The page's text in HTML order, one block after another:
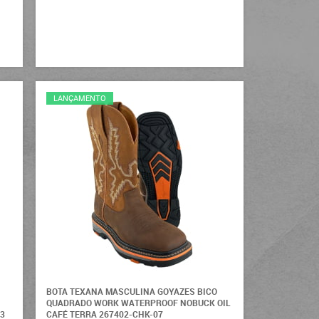
LANÇAMENTO
BOTA TEXANA MASCULINA GOYAZES BICO
QUADRADO WORK WATERPROOF NOBUCK OIL
CAFÉ TERRA 267402-CHK-07